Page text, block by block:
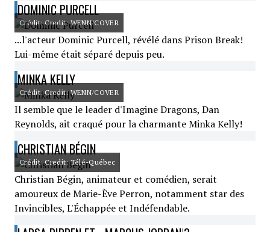
DOMINIC PURCELL
Crédit: Credit: WENN/COVER
...l'acteur Dominic Purcell, révélé dans Prison Break!
Lui-même était séparé depuis peu.
MINKA KELLY
Crédit: Credit: WENN/COVER
Il semble que le leader d'Imagine Dragons, Dan
Reynolds, ait craqué pour la charmante Minka Kelly!
CHRISTIAN BÉGIN
Crédit: Credit: Télé-Québec
Christian Bégin, animateur et comédien, serait
amoureux de Marie-Ève Perron, notamment star des
Invincibles, L'Échappée et Indéfendable.